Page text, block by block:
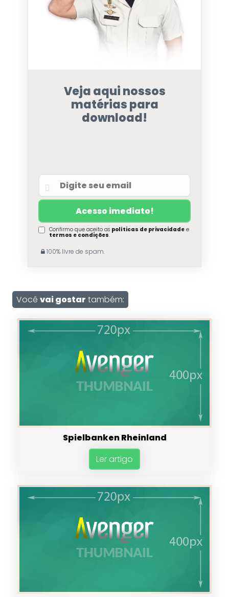
Veja aqui nossos
matérias para
download!
Confirmo que aceito as políticas de privacidadee
termos e condições.
100% livre de spam.
Você vai gostar também:
Spielbanken Rheinland
Ler artigo